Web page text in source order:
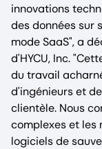
innovations
des données sur
mode SaaS", a
d'HYCU, Inc.
du travail
d'ingénieurs et
clientèle. Nous
complexes et les
logiciels de